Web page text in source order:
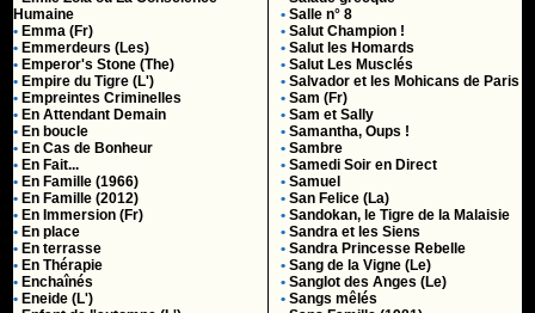
Humaine
• Emma (Fr)
• Emmerdeurs (Les)
• Emperor's Stone (The)
• Empire du Tigre (L')
• Empreintes Criminelles
• En Attendant Demain
• En boucle
• En Cas de Bonheur
• En Fait...
• En Famille (1966)
• En Famille (2012)
• En Immersion (Fr)
• En place
• En terrasse
• En Thérapie
• Enchaînés
• Eneide (L')
• Salle n° 8
• Salut Champion !
• Salut les Homards
• Salut Les Musclés
• Salvador et les Mohicans de Paris
• Sam (Fr)
• Sam et Sally
• Samantha, Oups !
• Sambre
• Samedi Soir en Direct
• Samuel
• San Felice (La)
• Sandokan, le Tigre de la Malaisie
• Sandra et les Siens
• Sandra Princesse Rebelle
• Sang de la Vigne (Le)
• Sanglot des Anges (Le)
• Sangs mêlés